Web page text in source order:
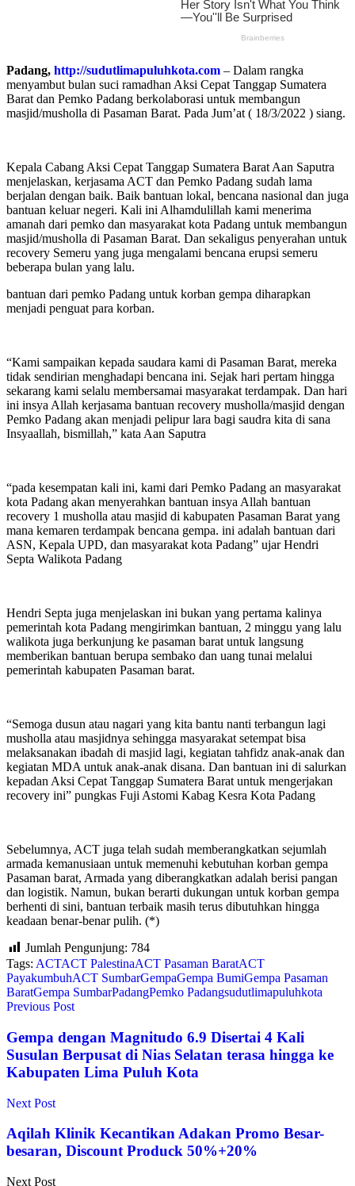
Padang, http://sudutlimapuluhkota.com – Dalam rangka
menyambut bulan suci ramadhan Aksi Cepat Tanggap Sumatera
Barat dan Pemko Padang berkolaborasi untuk membangun
masjid/musholla di Pasaman Barat. Pada Jum’at ( 18/3/2022 ) siang.
Kepala Cabang Aksi Cepat Tanggap Sumatera Barat Aan Saputra
menjelaskan, kerjasama ACT dan Pemko Padang sudah lama
berjalan dengan baik. Baik bantuan lokal, bencana nasional dan juga
bantuan keluar negeri. Kali ini Alhamdulillah kami menerima
amanah dari pemko dan masyarakat kota Padang untuk membangun
masjid/musholla di Pasaman Barat. Dan sekaligus penyerahan untuk
recovery Semeru yang juga mengalami bencana erupsi semeru
beberapa bulan yang lalu.
bantuan dari pemko Padang untuk korban gempa diharapkan
menjadi penguat para korban.
“Kami sampaikan kepada saudara kami di Pasaman Barat, mereka
tidak sendirian menghadapi bencana ini. Sejak hari pertam hingga
sekarang kami selalu membersamai masyarakat terdampak. Dan hari
ini insya Allah kerjasama bantuan recovery musholla/masjid dengan
Pemko Padang akan menjadi pelipur lara bagi saudra kita di sana
Insyaallah, bismillah,” kata Aan Saputra
“pada kesempatan kali ini, kami dari Pemko Padang an masyarakat
kota Padang akan menyerahkan bantuan insya Allah bantuan
recovery 1 musholla atau masjid di kabupaten Pasaman Barat yang
mana kemaren terdampak bencana gempa. ini adalah bantuan dari
ASN, Kepala UPD, dan masyarakat kota Padang” ujar Hendri
Septa Walikota Padang
Hendri Septa juga menjelaskan ini bukan yang pertama kalinya
pemerintah kota Padang mengirimkan bantuan, 2 minggu yang lalu
walikota juga berkunjung ke pasaman barat untuk langsung
memberikan bantuan berupa sembako dan uang tunai melalui
pemerintah kabupaten Pasaman barat.
“Semoga dusun atau nagari yang kita bantu nanti terbangun lagi
musholla atau masjidnya sehingga masyarakat setempat bisa
melaksanakan ibadah di masjid lagi, kegiatan tahfidz anak-anak dan
kegiatan MDA untuk anak-anak disana. Dan bantuan ini di salurkan
kepadan Aksi Cepat Tanggap Sumatera Barat untuk mengerjakan
recovery ini” pungkas Fuji Astomi Kabag Kesra Kota Padang
Sebelumnya, ACT juga telah sudah memberangkatkan sejumlah
armada kemanusiaan untuk memenuhi kebutuhan korban gempa
Pasaman barat, Armada yang diberangkatkan adalah berisi pangan
dan logistik. Namun, bukan berarti dukungan untuk korban gempa
berhenti di sini, bantuan terbaik masih terus dibutuhkan hingga
keadaan benar-benar pulih. (*)
Jumlah Pengunjung: 784
Tags: ACTACT PalestinaACT Pasaman BaratACT
PayakumbuhACT SumbarGempaGempa BumiGempa Pasaman
BaratGempa SumbarPadangPemko Padangsudutlimapuluhkota
Previous Post
Gempa dengan Magnitudo 6.9 Disertai 4 Kali
Susulan Berpusat di Nias Selatan terasa hingga ke
Kabupaten Lima Puluh Kota
Next Post
Aqilah Klinik Kecantikan Adakan Promo Besar-
besaran, Discount Produck 50%+20%
Next Post